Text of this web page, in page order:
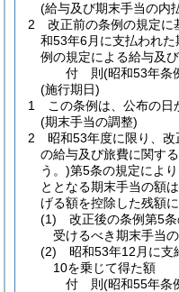
(給与及び期末手当の内
2
改正前の条例の規定に
和53年6月に支払われ
例の規定による給与及
付 則(昭和53年条
(施行期日)
1
この条例は、公布の日
(期末手当の調整)
2
昭和53年度に限り、
の給与及び旅費に関す
う。)第5条の規定によ
ととなる期末手当の額
げる額を控除した残額
(1)
改正後の条例第5
受けるべき期末手当
(2)
昭和53年12月に支
10を乗じて得た額
付 則(昭和55年条